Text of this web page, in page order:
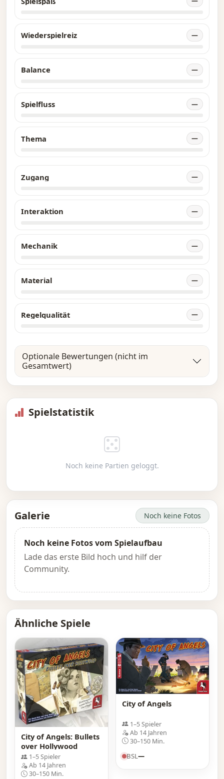
Wiederspielreiz —
Balance —
Spielfluss —
Thema —
Zugang —
Interaktion —
Mechanik —
Material —
Regelqualität —
Optionale Bewertungen (nicht im
Gesamtwert)
Spielstatistik
Noch keine Partien geloggt.
Galerie Noch keine Fotos
Noch keine Fotos vom Spielaufbau
Lade das erste Bild hoch und hilf der
Community.
Ähnliche Spiele
City of Angels: Bullets
over Hollywood
1–5 Spieler
Ab 14 Jahren
30–150 Min.
City of Angels
1–5 Spieler
Ab 14 Jahren
30–150 Min.
BSL—